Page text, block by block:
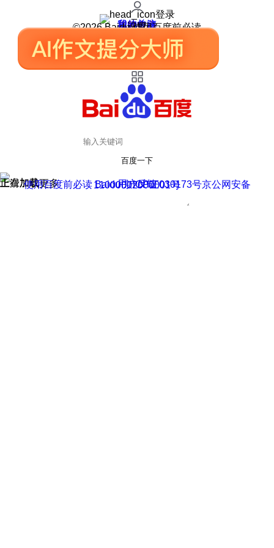
登录
我的关注
我的收藏
皮肤中心
用户反馈
设置
©2026 Baidu 使用百度前必读
百度一下
正在加载
上滑加载更多 用户反馈
使用百度前必读 Baidu 京ICP证030173号
京公网安备11000002000001号